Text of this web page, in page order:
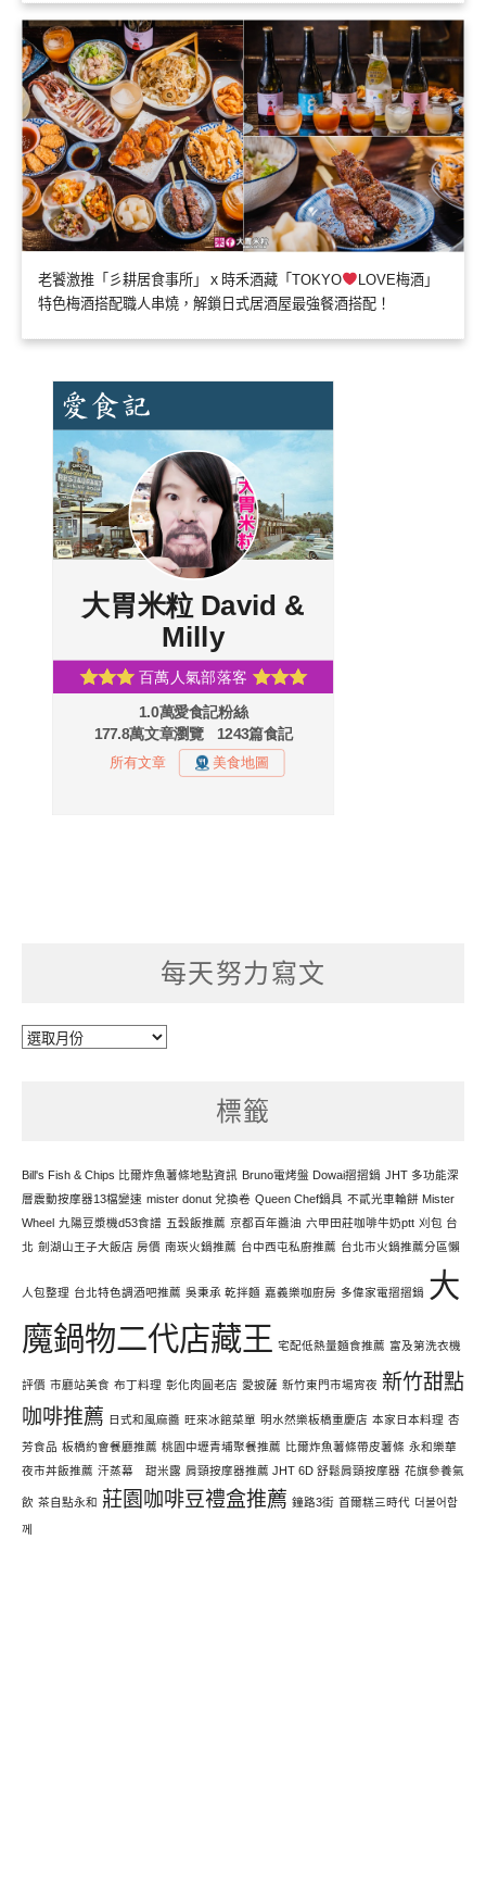
老饕激推「彡耕居食事所」ｘ時禾酒藏「TOKYO
LOVE梅酒」
特色梅酒搭配職人串燒，解鎖日式居酒屋最強餐酒搭配！
每天努力寫文
每
標籤
Bill's Fish & Chips 比爾炸魚薯條地點資訊 Bruno電烤盤 Dowai摺摺鍋 JHT 多功能深
層震動按摩器13檔變速 mister donut 兌換卷 Queen Chef鍋具 不貳光車輪餅 Mister
Wheel 九陽豆漿機d53食譜 五穀飯推薦 京都百年醬油 六甲田莊咖啡牛奶ptt 刈包 台
北 劍湖山王子大飯店 房價 南崁火鍋推薦 台中西屯私廚推薦 台北市火鍋推薦分區懶
人包整理 台北特色調酒吧推薦 吳秉承 乾拌麵 嘉義樂咖廚房 多偉家電摺摺鍋 大
魔鍋物二代店藏王 宅配低熱量麵食推薦 富及第洗衣機
評價 市廳站美食 布丁料理 彰化肉圓老店 愛披薩 新竹東門市場宵夜 新竹甜點
咖啡推薦 日式和風麻醬 旺來冰館菜單 明水然樂板橋重慶店 本家日本料理 杏
芳食品 板橋約會餐廳推薦 桃園中壢青埔聚餐推薦 比爾炸魚薯條帶皮薯條 永和樂華
夜市丼飯推薦 汗蒸幕 甜米露 肩頸按摩器推薦 JHT 6D 舒鬆肩頸按摩器 花旗參養氣
飲 茶自點永和 莊園咖啡豆禮盒推薦 鐘路3街 首爾糕三時代 더불어함
께